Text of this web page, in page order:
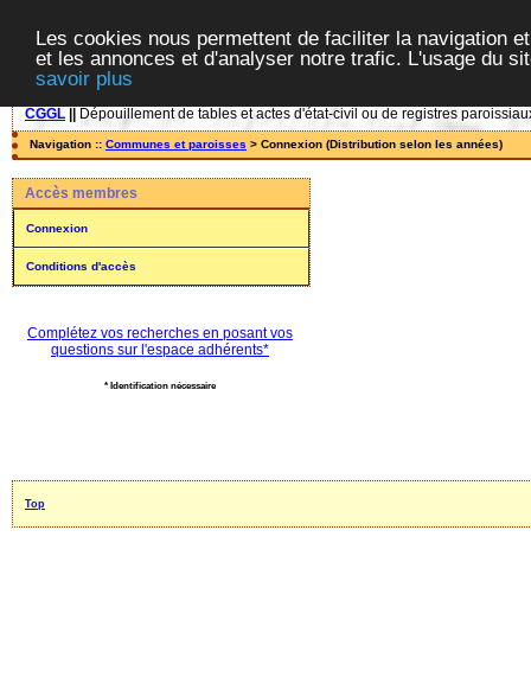
Les cookies nous permettent de faciliter la navigation
et les annonces et d'analyser notre trafic. L'usage du
savoir plus
CGGL Dépouillement de tables et actes d'état-civil ou de registres
Navigation :: Communes et paroisses > Connexion (Distribution selon les années)
Accès membres
Connexion
Conditions d'accès
Complétez vos recherches en posant vos
questions sur l'espace adhérents*
* Identification nécessaire
Top